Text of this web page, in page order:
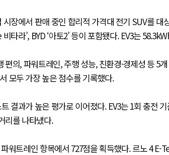
장에서 판매 중인 합리적 가격대 전기 SUV를 대
비타라’, BYD ‘아토2’ 등이 포함됐다. EV3는
편의, 파워트레인, 주행 성능, 친환경·경제성 등 5
모두 가장 높은 점수를 기록했다.
결과가 높은 평가로 이어졌다. EV3는 1회 충전
리를 나타냈다.
워트레인 항목에서 727점을 획득했다. 르노 4